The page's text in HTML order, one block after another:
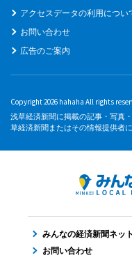
アクセスデータの利用につい
お問い合わせ
広告のご案内
Copyright 2026 hahaha All rights
浅草経済新聞に掲載の記事・写真
草経済新聞またはその情報提供者に
みんなの経済新聞ネッ
お問い合わせ